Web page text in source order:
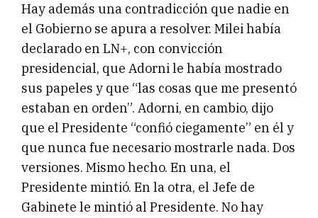
Hay además una contradicción que nadie en
el Gobierno se apura a resolver. Milei había
declarado en LN+, con convicción
presidencial, que Adorni le había mostrado
sus papeles y que “las cosas que me presentó
estaban en orden”. Adorni, en cambio, dijo
que el Presidente “confió ciegamente” en él y
que nunca fue necesario mostrarle nada. Dos
versiones. Mismo hecho. En una, el
Presidente mintió. En la otra, el Jefe de
Gabinete le mintió al Presidente. No hay